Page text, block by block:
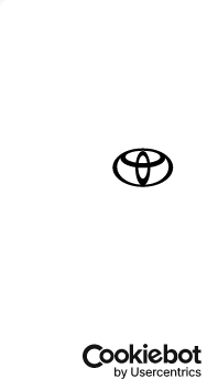
はじめに
安全・安心のた
マルチメディア